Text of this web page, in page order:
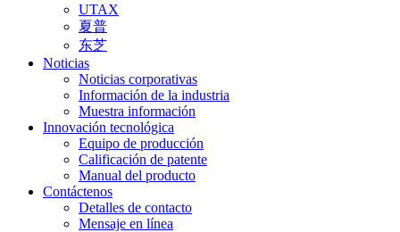
UTAX
夏普
东芝
Noticias
Noticias corporativas
Información de la industria
Muestra información
Innovación tecnológica
Equipo de producción
Calificación de patente
Manual del producto
Contáctenos
Detalles de contacto
Mensaje en línea